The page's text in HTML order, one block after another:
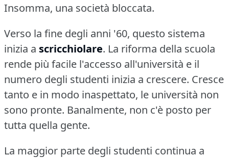
Insomma, una società bloccata.
Verso la fine degli anni '60, questo sistema
inizia a scricchiolare. La riforma della scuola
rende più facile l'accesso all'università e il
numero degli studenti inizia a crescere. Cresce
tanto e in modo inaspettato, le università non
sono pronte. Banalmente, non c'è posto per
tutta quella gente.
La maggior parte degli studenti continua a